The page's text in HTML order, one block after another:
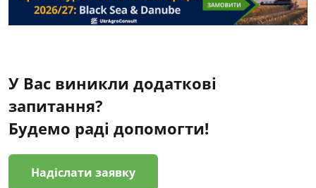
У Вас виникли додаткові
запитання?
Будемо раді допомогти!
Надіслати заявку